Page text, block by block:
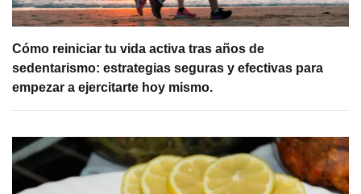
Cómo reiniciar tu vida activa tras años de
sedentarismo: estrategias seguras y efectivas para
empezar a ejercitarte hoy mismo.